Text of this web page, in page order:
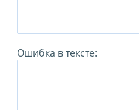
Ошибка в тексте: